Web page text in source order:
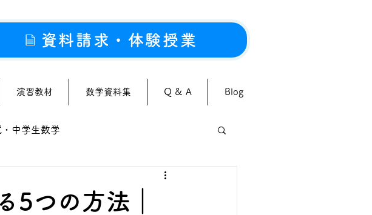
資料請求・体験授業
演習教材 数学資料集 Q & A Blog
・中学生数学
5つの方法｜